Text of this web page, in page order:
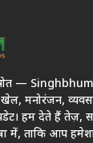
स्रोत —
खेल, मनोरंजन,
हम देते हैं तेज़,
में, ताकि आप